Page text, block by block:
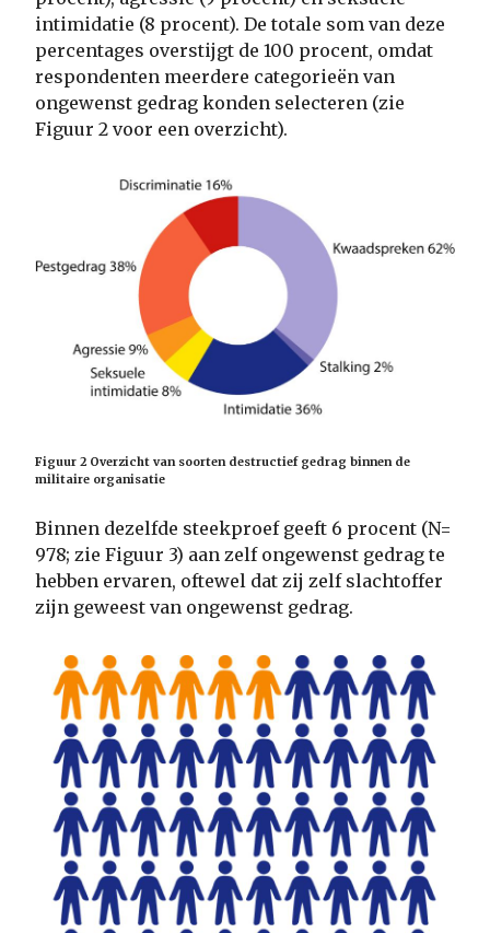
intimidatie (8 procent). De totale som van deze
percentages overstijgt de 100 procent, omdat
respondenten meerdere categorieën van
ongewenst gedrag konden selecteren (zie
Figuur 2 voor een overzicht).
Figuur 2 Overzicht van soorten destructief gedrag binnen de
militaire organisatie
Binnen dezelfde steekproef geeft 6 procent (N=
978; zie Figuur 3) aan zelf ongewenst gedrag te
hebben ervaren, oftewel dat zij zelf slachtoffer
zijn geweest van ongewenst gedrag.